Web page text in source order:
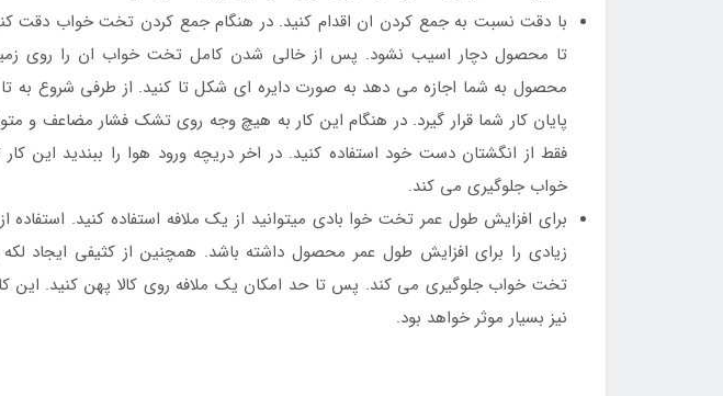
با دقت نسبت به جمع کردن ان اقدام کنید. در هنگام جمع کردن تخت خواب دقت
تا محصول دچار اسیب نشود. پس از خالی شدن کامل تخت خواب ان را روی
محصول به شما اجازه می دهد به صورت دایره ای شکل تا کنید. از طرفی شروع به تا
پایان کار شما قرار گیرد. در هنگام این کار به هیچ وجه روی تشک فشار مضاعف و
فقط از انگشتان دست خود استفاده کنید. در اخر دریچه ورود هوا را ببندید این
خواب جلوگیری می کند.
برای افزایش طول عمر تخت خوا بادی میتوانید از یک ملافه استفاده کنید. استفاده از
زیادی را برای افزایش طول عمر محصول داشته باشد. همچنین از کثیفی ایجاد
تخت خواب جلوگیری می کند. پس تا حد امکان یک ملافه روی کالا پهن کنید. این
نیز بسیار موثر خواهد بود.